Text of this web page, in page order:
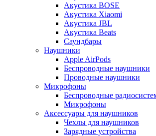
Акустика BOSE
Акустика Xiaomi
Акустика JBL
Акустика Beats
Саундбары
Наушники
Apple AirPods
Беспроводные наушники
Проводные наушники
Микрофоны
Беспроводные
Микрофоны
Аксессуары для наушников
Чехлы для наушников
Зарядные устройства